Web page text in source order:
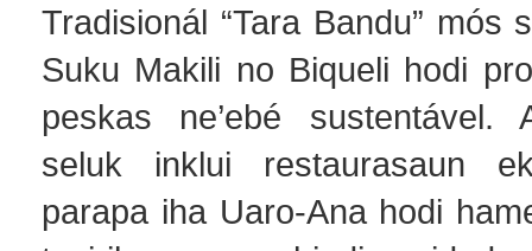
Tradisionál “Tara Bandu” mós
Suku Makili no Biqueli hodi
peskas ne’ebé sustentável.
seluk inklui restaurasaun
parapa iha Uaro-Ana hodi